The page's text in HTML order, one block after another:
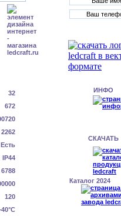
32
672
2262
Есть
IP44
6788
120
ИНФО
СКАЧАТЬ
Каталог 2024